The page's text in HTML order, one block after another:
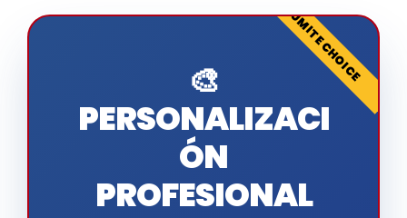
🎨
PERSONALIZACI
ÓN
PROFESIONAL
KUMITE CHOICE